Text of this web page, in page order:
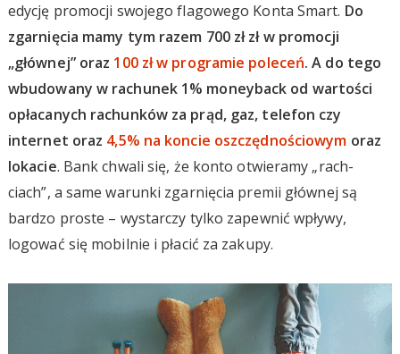
edycję promocji swojego flagowego Konta Smart. Do
zgarnięcia mamy tym razem 700 zł zł w promocji
„głównej” oraz 100 zł w programie poleceń. A do tego
wbudowany w rachunek 1% moneyback od wartości
opłacanych rachunków za prąd, gaz, telefon czy
internet oraz 4,5% na koncie oszczędnościowym oraz
lokacie. Bank chwali się, że konto otwieramy „rach-
ciach”, a same warunki zgarnięcia premii głównej są
bardzo proste – wystarczy tylko zapewnić wpływy,
logować się mobilnie i płacić za zakupy.